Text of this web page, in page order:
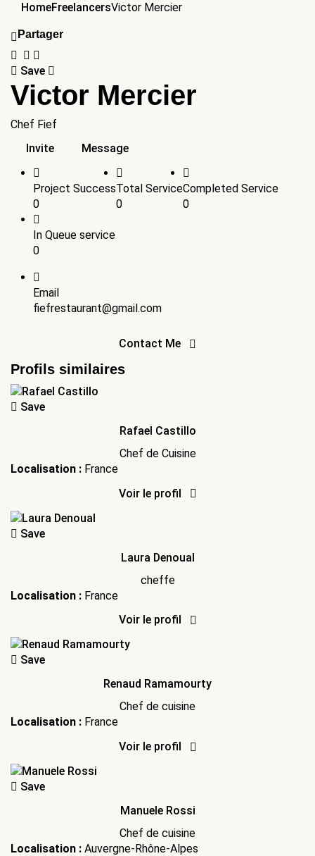
HomeFreelancersVictor Mercier
Partager
Save
Victor Mercier
Chef Fief
Invite
Message
Project Success
0
Total Service
0
Completed Service
0
In Queue service
0
Email
fiefrestaurant@gmail.com
Contact Me
Profils similaires
Save
Rafael Castillo
Chef de Cuisine
Localisation : France
Voir le profil
Save
Laura Denoual
cheffe
Localisation : France
Voir le profil
Save
Renaud Ramamourty
Chef de cuisine
Localisation : France
Voir le profil
Save
Manuele Rossi
Chef de cuisine
Localisation : Auvergne-Rhône-Alpes